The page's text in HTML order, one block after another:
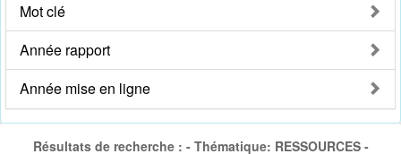
Mot clé
Année rapport
Année mise en ligne
Résultats de recherche : - Thématique: RESSOURCES -